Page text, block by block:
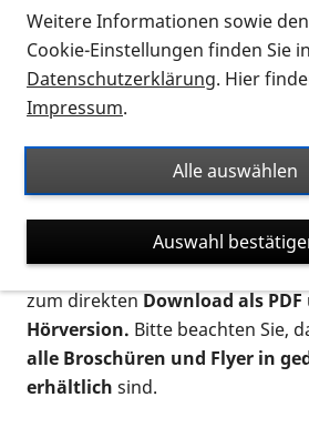
Thema Infomaterial auf der PRO
für blinde und sehbehinderte
Auf dieser Seite finden Sie
Ort. Nutzen Sie den Formatfilter,
nach Flyern und Broschüren,
suchen. Die meisten Flyer und
verschiedenen Formaten
postalischen Bestellung als
zum direktenDownload als PDF
Hörversion. Bitte beachten Sie,
alle Broschüren und Flyer in
erhältlich sind.
Weitere Informationen sowie
Cookie-Einstellungen finden Sie
Datenschutzerklärung. Hier
Impressum.
Alle auswählen
Auswahl